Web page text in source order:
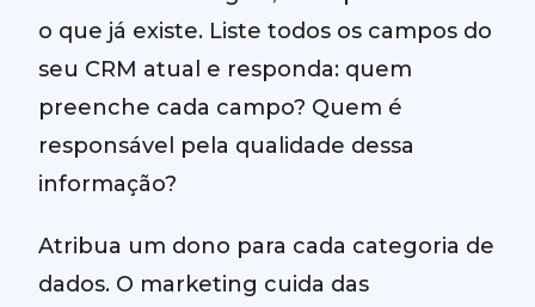
o que já existe. Liste todos os campos do
seu CRM atual e responda: quem
preenche cada campo? Quem é
responsável pela qualidade dessa
informação?
Atribua um dono para cada categoria de
dados. O marketing cuida das